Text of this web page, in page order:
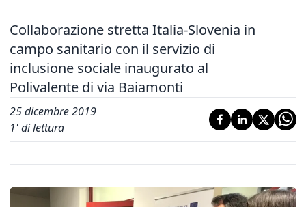
Collaborazione stretta Italia-Slovenia in
campo sanitario con il servizio di
inclusione sociale inaugurato al
Polivalente di via Baiamonti
25 dicembre 2019
1' di lettura